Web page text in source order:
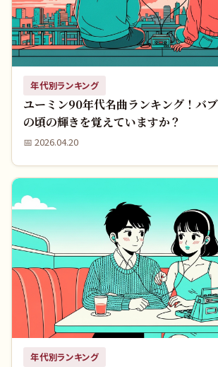
年代別ランキング
ユーミン90年代名曲ランキング！バ
の頃の輝きを覚えていますか？
📅 2026.04.20
年代別ランキング